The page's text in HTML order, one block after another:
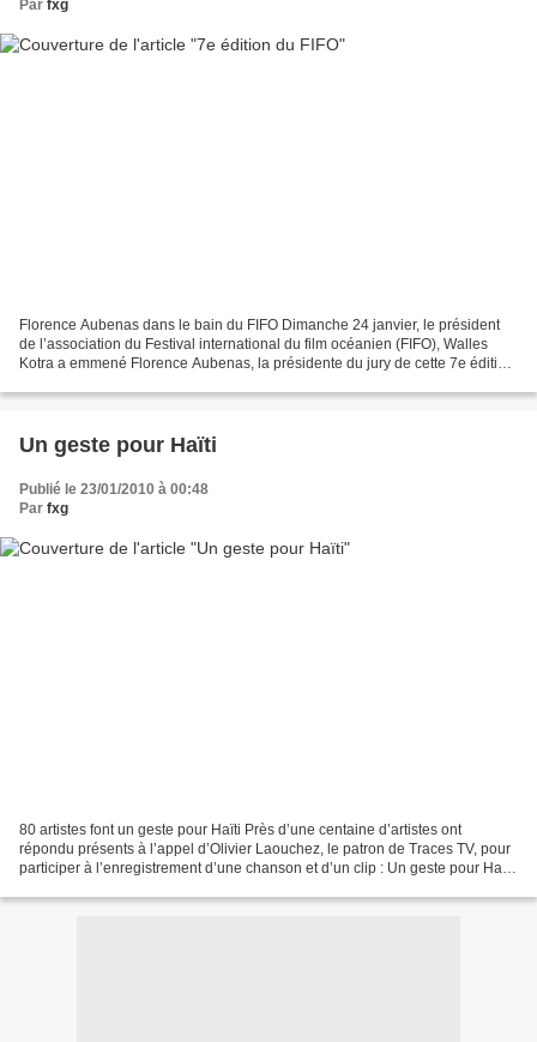
Par fxg
Florence Aubenas dans le bain du FIFO Dimanche 24 janvier, le président
de l’association du Festival international du film océanien (FIFO), Walles
Kotra a emmené Florence Aubenas, la présidente du jury de cette 7e édition
Un geste pour Haïti
Publié le 23/01/2010 à 00:48
Par fxg
80 artistes font un geste pour Haïti Près d’une centaine d’artistes ont
répondu présents à l’appel d’Olivier Laouchez, le patron de Traces TV, pour
participer à l’enregistrement d’une chanson et d’un clip : Un geste pour Haïti.